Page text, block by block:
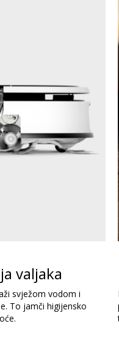
valjaka
svježom vodom i
To jamči higijensko